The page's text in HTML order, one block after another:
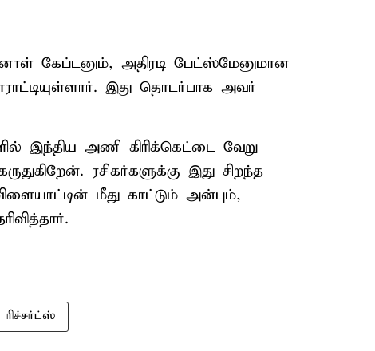
கேப்டனும், அதிரடி பேட்ஸ்மேனுமான
இது தொடர்பாக அவர்
இந்திய அணி கிரிக்கெட்டை வேறு
ரசிகர்களுக்கு இது சிறந்த
மீது காட்டும் அன்பும்,